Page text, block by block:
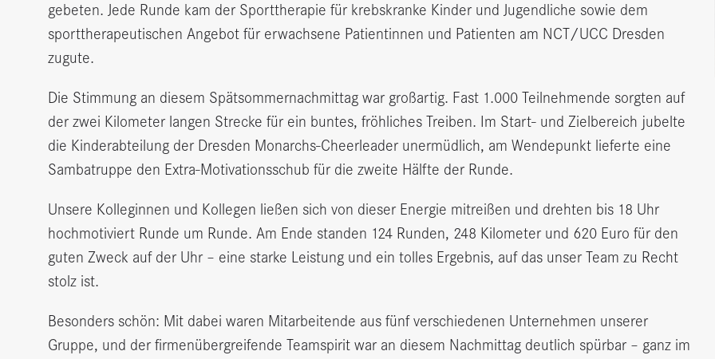
gebeten. Jede Runde kam der Sporttherapie für krebskranke Kinder und Jugendliche sowie dem
sporttherapeutischen Angebot für erwachsene Patientinnen und Patienten am NCT/UCC Dresden
zugute.
Die Stimmung an diesem Spätsommernachmittag war großartig. Fast 1.000 Teilnehmende sorgten auf
der zwei Kilometer langen Strecke für ein buntes, fröhliches Treiben. Im Start- und Zielbereich jubelte
die Kinderabteilung der Dresden Monarchs-Cheerleader unermüdlich, am Wendepunkt lieferte eine
Sambatruppe den Extra-Motivationsschub für die zweite Hälfte der Runde.
Unsere Kolleginnen und Kollegen ließen sich von dieser Energie mitreißen und drehten bis 18 Uhr
hochmotiviert Runde um Runde. Am Ende standen 124 Runden, 248 Kilometer und 620 Euro für den
guten Zweck auf der Uhr – eine starke Leistung und ein tolles Ergebnis, auf das unser Team zu Recht
stolz ist.
Besonders schön: Mit dabei waren Mitarbeitende aus fünf verschiedenen Unternehmen unserer
Gruppe, und der firmenübergreifende Teamspirit war an diesem Nachmittag deutlich spürbar – ganz im